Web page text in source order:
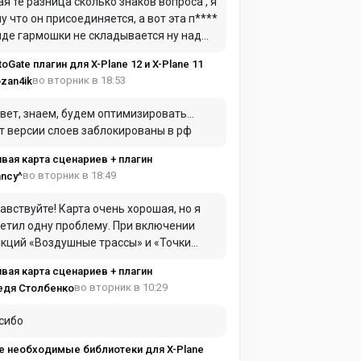
что он присоединяется, а вот эта п****
гармошки не складывается ну над
плагин для X-Plane 12 и X-Plane 11
во вторник в 18:53
знаем, будем оптимизировать…
версии слоев заблокированы в рф
карта сценариев + плагин
во вторник в 18:49
Карта очень хорошая, но я
одну проблему. При включении
«Воздушные трассы» и «Точки
оперативную память. Из-за этого
начинает сильно зависать и работать
карта сценариев + плагин
Столбенково вторник в 10:29
необходимые библиотеки для X-Plane